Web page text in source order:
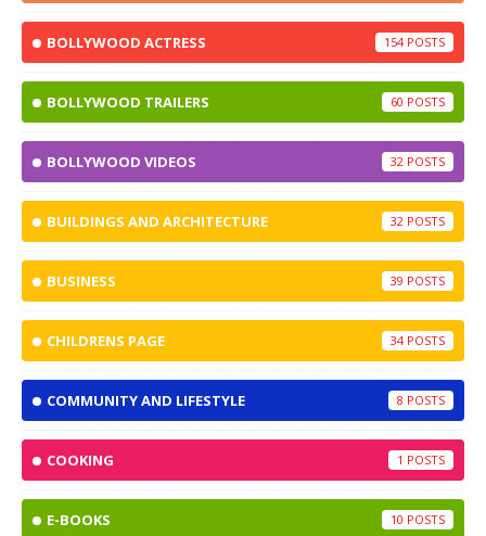
BOLLYWOOD ACTRESS 154
BOLLYWOOD TRAILERS 60
BOLLYWOOD VIDEOS 32
BUILDINGS AND ARCHITECTURE 32
BUSINESS 39
CHILDRENS PAGE 34
COMMUNITY AND LIFESTYLE 8
COOKING 1
E-BOOKS 10